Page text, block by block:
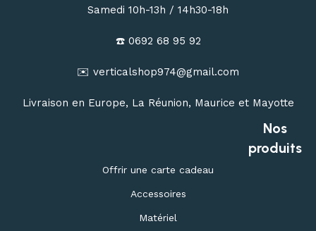
Samedi 10h-13h / 14h30-18h
☎️ 0692 68 95 92
✉️ verticalshop974@gmail.com
Livraison en Europe, La Réunion, Maurice et Mayotte
Nos
produits
Offrir une carte cadeau
Accessoires
Matériel